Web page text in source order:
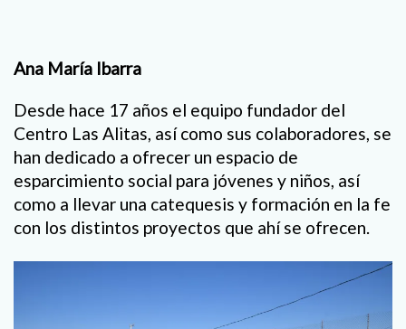
Ana María Ibarra
Desde hace 17 años el equipo fundador del
Centro Las Alitas, así como sus colaboradores, se
han dedicado a ofrecer un espacio de
esparcimiento social para jóvenes y niños, así
como a llevar una catequesis y formación en la fe
con los distintos proyectos que ahí se ofrecen.